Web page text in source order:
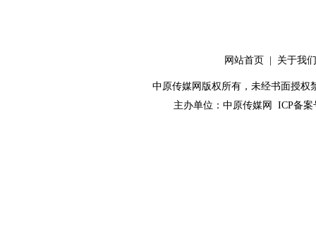
网站首页 关于我们
中原传媒网版权所有，未经书面授权
主办单位： 中原传媒网 ICP备案